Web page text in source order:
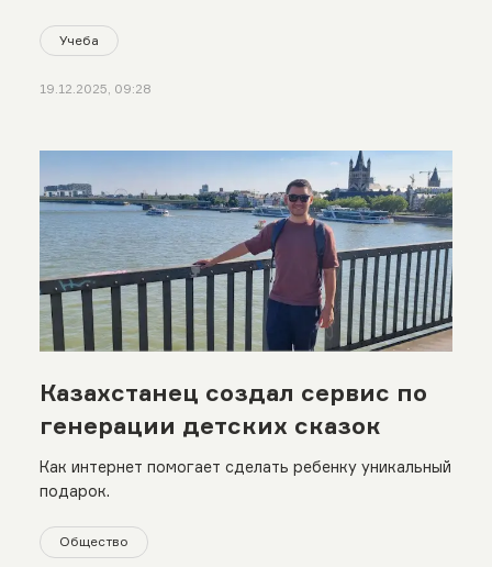
Учеба
19.12.2025, 09:28
Казахстанец создал сервис по
генерации детских сказок
Как интернет помогает сделать ребенку уникальный
подарок.
Общество